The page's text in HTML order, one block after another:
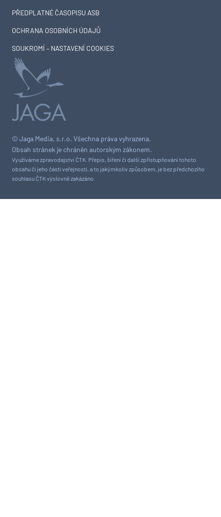
© Jaga Media, s.r.o. Všechna práva vyhrazena.
Obsah stránek je chráněn autorským zákonem.
Využíváme zpravodajství ČTK. Přepis, šíření či další zpřístupňování tohoto
obsahu či jeho části veřejnosti, a to jakýmkoliv způsobem, je bez předchozího
souhlasu ČTK výslovně zakázáno.
PŘEDPLATNÉ ČASOPISU ASB
OCHRANA OSOBNÍCH ÚDAJŮ
SOUKROMÍ – NASTAVENÍ COOKIES